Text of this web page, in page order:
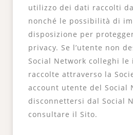
utilizzo dei dati raccolti
nonché le possibilità di
disposizione per
privacy. Se l’utente non
Social Network colleghi le
raccolte attraverso la
account utente del Social
disconnettersi dal Social
consultare il Sito.